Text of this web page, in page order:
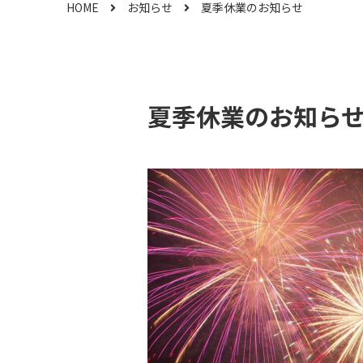
HOME お知らせ 夏季休業のお知らせ
夏季休業のお知ら